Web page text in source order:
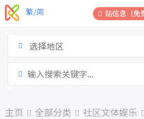
跳
到
贴信息（免
繁/简
选择地区
主页 全部分类 社区文体娱乐